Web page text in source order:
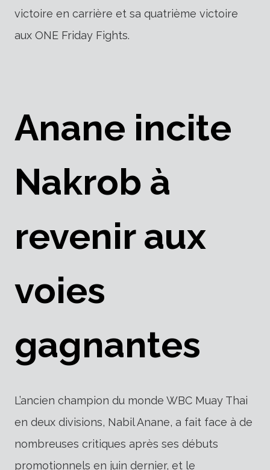
victoire en carrière et sa quatrième victoire
aux ONE Friday Fights.
Anane incite
Nakrob à
revenir aux
voies
gagnantes
L’ancien champion du monde WBC Muay Thai
en deux divisions, Nabil Anane, a fait face à de
nombreuses critiques après ses débuts
promotionnels en juin dernier, et le